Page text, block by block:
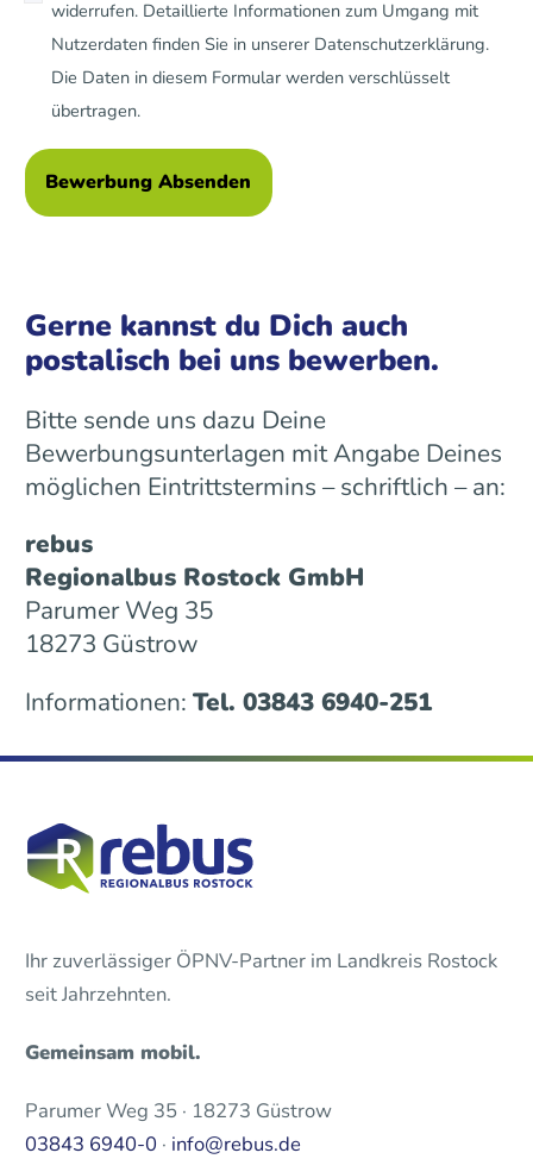
widerrufen. Detaillierte Informationen zum Umgang mit
Nutzerdaten finden Sie in unserer Datenschutzerklärung.
Die Daten in diesem Formular werden verschlüsselt
übertragen.
Gerne kannst du Dich auch
postalisch bei uns bewerben.
Bitte sende uns dazu Deine
Bewerbungsunterlagen mit Angabe Deines
möglichen Eintrittstermins – schriftlich – an:
rebus
Regionalbus Rostock GmbH
Parumer Weg 35
18273 Güstrow
Informationen: Tel. 03843 6940-251
Ihr zuverlässiger ÖPNV-Partner im Landkreis Rostock
seit Jahrzehnten.
Gemeinsam mobil.
Parumer Weg 35 · 18273 Güstrow
03843 6940-0 · info@rebus.de